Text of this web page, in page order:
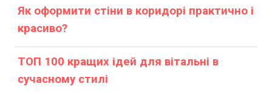
Як оформити стіни в коридорі практично і
красиво?
ТОП 100 кращих ідей для вітальні в
сучасному стилі